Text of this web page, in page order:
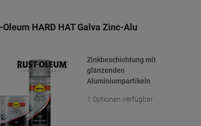
Oleum HARD HAT Galva Zinc-Alu
Zinkbeschichtung mit
glänzenden
Aluminiumpartikeln
1 Optionen verfügbar